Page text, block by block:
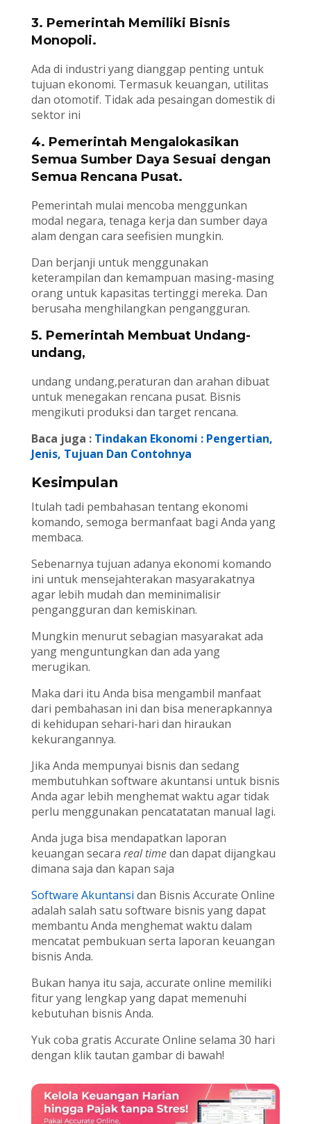
3. Pemerintah Memiliki Bisnis
Monopoli.
Ada di industri yang dianggap penting untuk
tujuan ekonomi. Termasuk keuangan, utilitas
dan otomotif. Tidak ada pesaingan domestik di
sektor ini
4. Pemerintah Mengalokasikan
Semua Sumber Daya Sesuai dengan
Semua Rencana Pusat.
Pemerintah mulai mencoba menggunkan
modal negara, tenaga kerja dan sumber daya
alam dengan cara seefisien mungkin.
Dan berjanji untuk menggunakan
keterampilan dan kemampuan masing-masing
orang untuk kapasitas tertinggi mereka. Dan
berusaha menghilangkan pengangguran.
5. Pemerintah Membuat Undang-
undang,
undang undang,peraturan dan arahan dibuat
untuk menegakan rencana pusat. Bisnis
mengikuti produksi dan target rencana.
Baca juga : Tindakan Ekonomi : Pengertian,
Jenis, Tujuan Dan Contohnya
Kesimpulan
Itulah tadi pembahasan tentang ekonomi
komando, semoga bermanfaat bagi Anda yang
membaca.
Sebenarnya tujuan adanya ekonomi komando
ini untuk mensejahterakan masyarakatnya
agar lebih mudah dan meminimalisir
pengangguran dan kemiskinan.
Mungkin menurut sebagian masyarakat ada
yang menguntungkan dan ada yang
merugikan.
Maka dari itu Anda bisa mengambil manfaat
dari pembahasan ini dan bisa menerapkannya
di kehidupan sehari-hari dan hiraukan
kekurangannya.
Jika Anda mempunyai bisnis dan sedang
membutuhkan software akuntansi untuk bisnis
Anda agar lebih menghemat waktu agar tidak
perlu menggunakan pencatatatan manual lagi.
Anda juga bisa mendapatkan laporan
keuangan secara real timedan dapat dijangkau
dimana saja dan kapan saja
Software Akuntansi dan Bisnis Accurate Online
adalah salah satu software bisnis yang dapat
membantu Anda menghemat waktu dalam
mencatat pembukuan serta laporan keuangan
bisnis Anda.
Bukan hanya itu saja, accurate online memiliki
fitur yang lengkap yang dapat memenuhi
kebutuhan bisnis Anda.
Yuk coba gratis Accurate Online selama 30 hari
dengan klik tautan gambar di bawah!